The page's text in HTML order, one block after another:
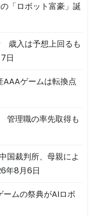
「ロボット富豪」誕
歳入は予想上回るも
日
ゲームは転換点
管理職の率先取得も
国裁判所、母親によ
年8月6日
ムの祭典がAIロボ